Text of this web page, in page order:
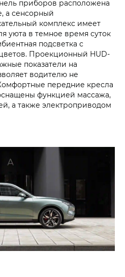
приборов расположена
а сенсорный
комплекс имеет
уюта в темное время суток
подсветка с
Проекционный HUD-
показатели на
водителю не
передние кресла
функцией массажа,
а также электроприводом